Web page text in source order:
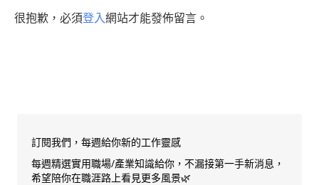
很抱歉，必須登入網站才能發佈留言。
訂閱我們，每週給你新的工作靈感
每週精選實用職場/產業知識給你，不漏接第一手新消息，
希望陪你在職涯路上看見更多風景🌿